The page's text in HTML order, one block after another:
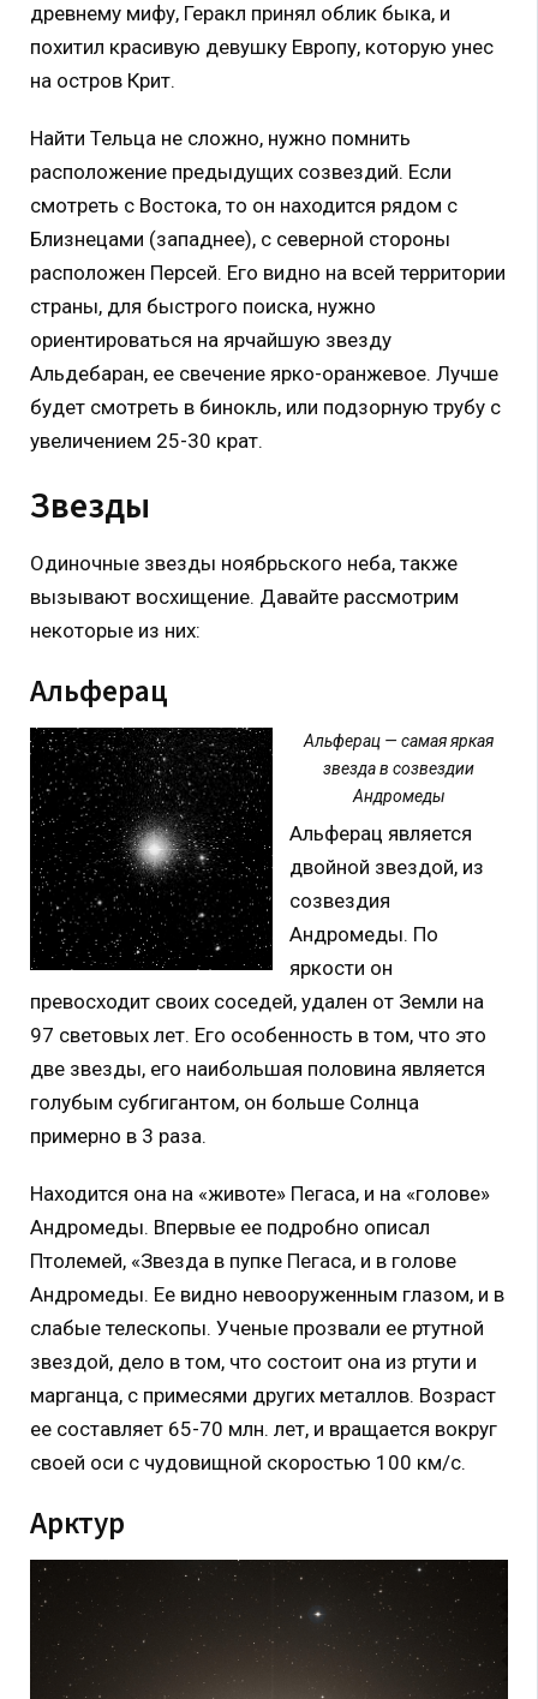
древнему мифу, Геракл принял облик быка, и
похитил красивую девушку Европу, которую унес
на остров Крит.
Найти Тельца не сложно, нужно помнить
расположение предыдущих созвездий. Если
смотреть с Востока, то он находится рядом с
Близнецами (западнее), с северной стороны
расположен Персей. Его видно на всей территории
страны, для быстрого поиска, нужно
ориентироваться на ярчайшую звезду
Альдебаран, ее свечение ярко-оранжевое. Лучше
будет смотреть в бинокль, или подзорную трубу с
увеличением 25-30 крат.
Звезды
Одиночные звезды ноябрьского неба, также
вызывают восхищение. Давайте рассмотрим
некоторые из них:
Альферац
Альферац — самая яркая
звезда в созвездии
Андромеды
Альферац является
двойной звездой, из
созвездия
Андромеды. По
яркости он
превосходит своих соседей, удален от Земли на
97 световых лет. Его особенность в том, что это
две звезды, его наибольшая половина является
голубым субгигантом, он больше Солнца
примерно в 3 раза.
Находится она на «животе» Пегаса, и на «голове»
Андромеды. Впервые ее подробно описал
Птолемей, «Звезда в пупке Пегаса, и в голове
Андромеды. Ее видно невооруженным глазом, и в
слабые телескопы. Ученые прозвали ее ртутной
звездой, дело в том, что состоит она из ртути и
марганца, с примесями других металлов. Возраст
ее составляет 65-70 млн. лет, и вращается вокруг
своей оси с чудовищной скоростью 100 км/с.
Арктур